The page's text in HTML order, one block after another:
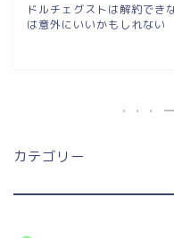
ドルチェグストは解約でき
は意外にいいかもしれない
カテゴリー